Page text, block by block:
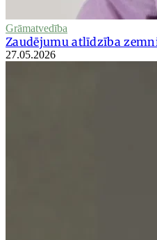
Grāmatvedība
Zaudējumu atlīdzība
27.05.2026